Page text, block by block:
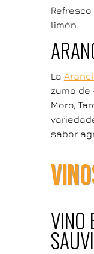
limón.
La
zumo de
Moro,
sabor
VINO